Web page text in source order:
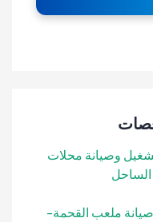
وصيانة محلات
الساحل
ملعب القحمة-